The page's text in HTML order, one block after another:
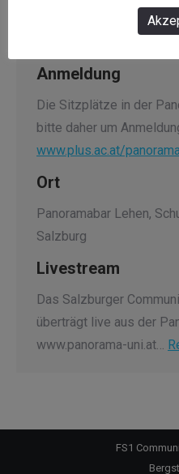
Anmeldung
Die Sitzplätze in der
bitte daher um
www.plus.ac.at/
Ort
Panoramabar Lehen,
Salzburg
Livestream
Das Salzburger
überträgt live aus der
www.panorama-uni.at…
FS1